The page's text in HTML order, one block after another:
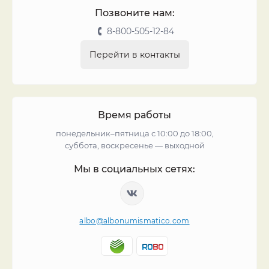
Позвоните нам:
8-800-505-12-84
Перейти в контакты
Время работы
понедельник–пятница с 10:00 до 18:00,
суббота, воскресенье — выходной
Мы в социальных сетях:
albo@albonumismatico.com